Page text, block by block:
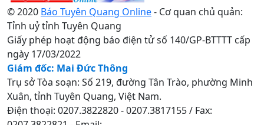
© 2020 Báo Tuyên Quang Online- Cơ quan chủ quản:
Tỉnh uỷ tỉnh Tuyên Quang
Giấy phép hoạt động báo điện tử số 140/GP-BTTTT cấp
ngày 17/03/2022
Giám đốc: Mai Đức Thông
Trụ sở Tòa soạn: Số 219, đường Tân Trào, phường Minh
Xuân, tỉnh Tuyên Quang, Việt Nam.
Điện thoại: 0207.3822820 - 0207.3817155 / Fax: